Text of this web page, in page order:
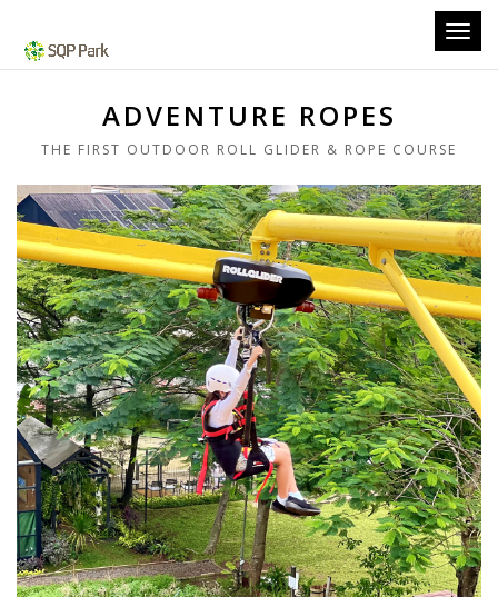
ADVENTURE ROPES
THE FIRST OUTDOOR ROLL GLIDER & ROPE COURSE